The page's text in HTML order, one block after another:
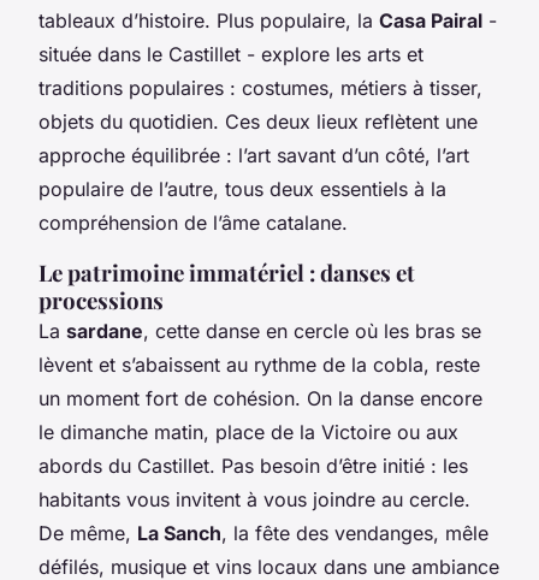
tableaux d’histoire. Plus populaire, la Casa Pairal -
située dans le Castillet - explore les arts et
traditions populaires : costumes, métiers à tisser,
objets du quotidien. Ces deux lieux reflètent une
approche équilibrée : l’art savant d’un côté, l’art
populaire de l’autre, tous deux essentiels à la
compréhension de l’âme catalane.
Le patrimoine immatériel : danses et
processions
La sardane, cette danse en cercle où les bras se
lèvent et s’abaissent au rythme de la cobla, reste
un moment fort de cohésion. On la danse encore
le dimanche matin, place de la Victoire ou aux
abords du Castillet. Pas besoin d’être initié : les
habitants vous invitent à vous joindre au cercle.
De même, La Sanch, la fête des vendanges, mêle
défilés, musique et vins locaux dans une ambiance